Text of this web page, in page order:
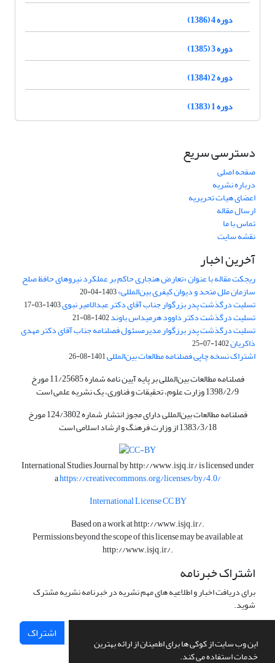
این وب سایت از کوکی ها برای اطمینان از ارائه بهترین
خدمات استفاده می کند.
دوره 4 (1386)
دوره 3 (1385)
دوره 2 (1384)
دوره 1 (1383)
دسترسی سریع
صفحه اصلی
درباره نشریه
اعضای هیات تحریریه
ارسال مقاله
تماس با ما
نقشه سایت
آخرین اخبار
ریجکت مقاله با عنوان «تعارض هنجاری حاکم بر عملکرد نیروهای حافظ صلح
سازمان ملل متحد و دیوان کیفری بین‌المللی»1403-04-20
تسلیت درگذشت پدر بزرگوار جناب آقای دکتر عبدالامیر نبوی1403-03-17
تسلیت درگذشت دکتر داوود هرمیداس باوند1402-08-21
تسلیت درگذشت پدر برزگوار مدیرمسئول فصلنامه جناب آقای دکتر مهدی
ذاکریان1402-07-25
اشتراک نسخه چاپی فصلنامه مطالعات بین‌المللی1401-08-26
فصلنامه مطالعات بین‌المللی بر پایه آیین نامه شماره 11/25685 مورخ
1398/2/9 وزارت علوم، تحقیقات و فناوری، یک نشریه علمی است
فصلنامه مطالعات بین‌المللی دارای مجوز انتشار شماره 124/3802 مورخ
1383/3/18 از وزارت فرهنگ و ارشاد اسلامی است
International Studies Journal byhttp://www.isjq.ir/is licensed under
ahttps://creativecommons.org/licenses/by/4.0/
International License CC BY
Based on a work athttp://www.isjq.ir/.
Permissions beyond the scope of this license may be available at
http://www.isjq.ir/.
اشتراک خبرنامه
برای دریافت اخبار و اطلاعیه های مهم نشریه در خبرنامه نشریه مشترک
شوید.
اشتراک